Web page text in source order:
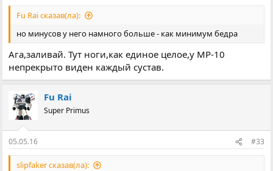
Fu Rai сказав(ла):
но минусов у него намного больше - как минимум бедра
Ага,заливай. Тут ноги,как единое целое,у МР-10
непрекрыто виден каждый сустав.
Fu Rai
Super Primus
05.05.16 #33
slipfaker сказав(ла):